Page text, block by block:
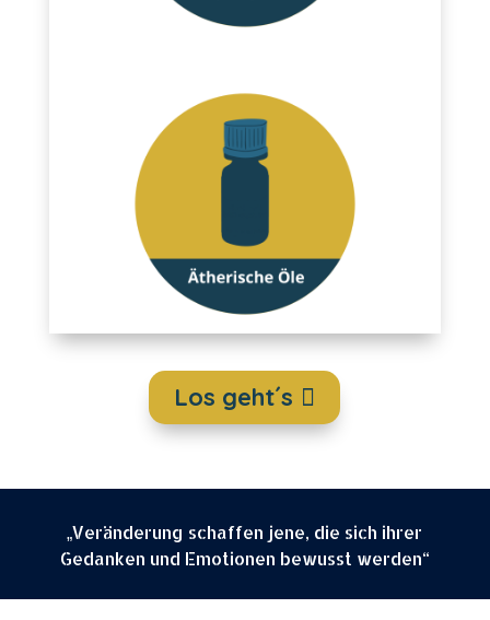
Los geht´s
„Veränderung schaffen jene, die sich ihrer
Gedanken und Emotionen bewusst werden“